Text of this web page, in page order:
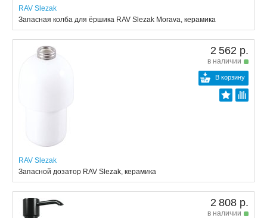
RAV Slezak
Запасная колба для ёршика RAV Slezak Morava, керамика
2 562 р.
в наличии
В корзину
RAV Slezak
Запасной дозатор RAV Slezak, керамика
2 808 р.
в наличии